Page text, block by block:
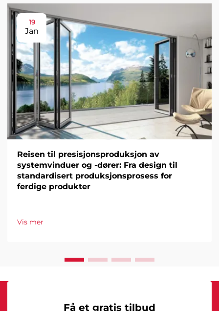
19
Jan
Reisen til presisjonsproduksjon av
systemvinduer og -dører: Fra design til
standardisert produksjonsprosess for
ferdige produkter
Vis mer
Få et gratis tilbud